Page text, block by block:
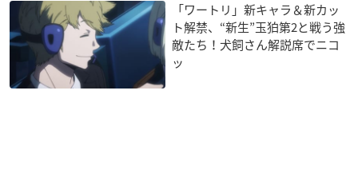
「ワートリ」新キャラ＆新カッ
ト解禁、“新生”玉狛第2と戦う強
敵たち！犬飼さん解説席でニコ
ッ